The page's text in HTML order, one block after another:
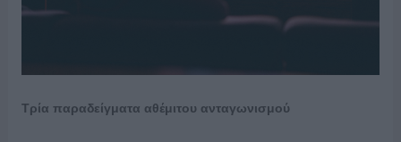
Τρία παραδείγματα αθέμιτου ανταγωνισμού